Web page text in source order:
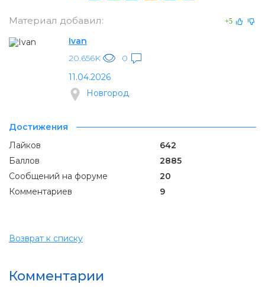
Материал добавил: +5
Ivan
20.656K
0
11.04.2026
Новгород
Достижения
Лайков
642
Баллов
2885
Сообщений на форуме
20
Комментариев
9
Возврат к списку
Комментарии